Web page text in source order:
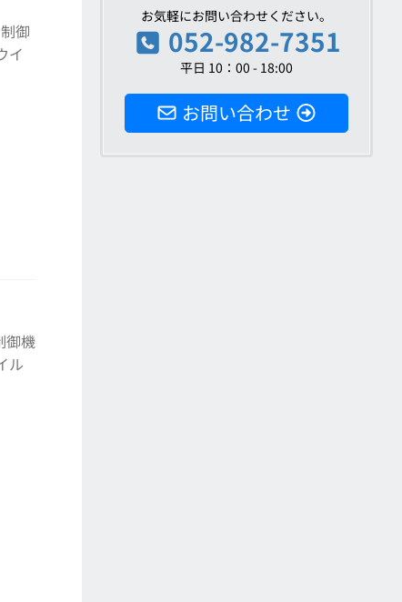
御
イ
御機
ル
お気軽にお問い合わせください。
052-982-7351
平日 10：00 - 18:00
お問い合わせ